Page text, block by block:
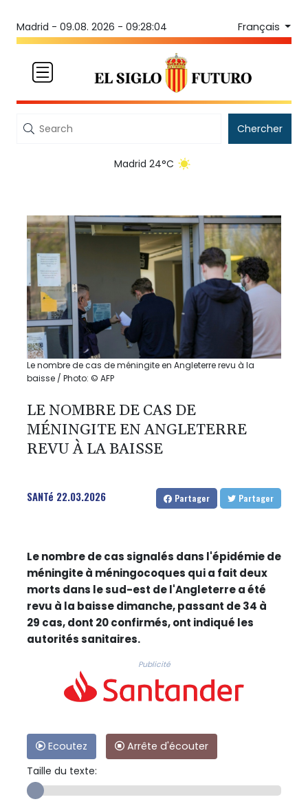
Madrid - 09.08. 2026 - 09:28:04 Français
Chercher
Madrid 24°C
Le nombre de cas de méningite en Angleterre revu à la
baisse / Photo: © AFP
LE NOMBRE DE CAS DE
MÉNINGITE EN ANGLETERRE
REVU À LA BAISSE
SANTé 22.03.2026 Partager Partager
Le nombre de cas signalés dans l'épidémie de
méningite à méningocoques qui a fait deux
morts dans le sud-est de l'Angleterre a été
revu à la baisse dimanche, passant de 34 à
29 cas, dont 20 confirmés, ont indiqué les
autorités sanitaires.
Publicité
Ecoutez
Arrête d'écouter
Taille du texte: